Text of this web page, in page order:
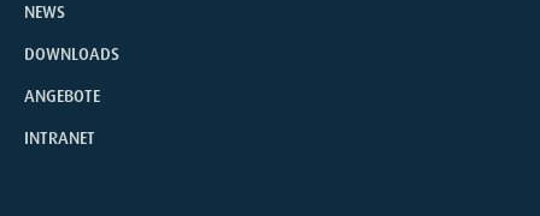
NEWS
DOWNLOADS
ANGEBOTE
INTRANET